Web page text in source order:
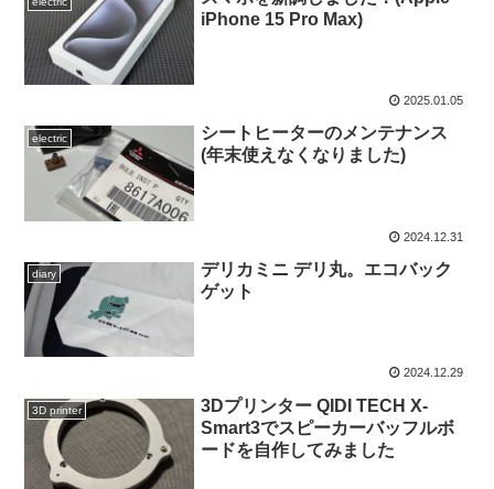
iPhone 15 Pro Max)
2025.01.05
electric
シートヒーターのメンテナンス
(年末使えなくなりました)
2024.12.31
diary
デリカミニ デリ丸。エコバック
ゲット
2024.12.29
3D printer
3Dプリンター QIDI TECH X-
Smart3でスピーカーバッフルボ
ードを自作してみました